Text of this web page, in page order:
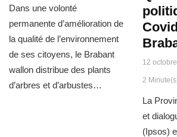
Dans une volonté
permanente d’amélioration de
la qualité de l’environnement
de ses citoyens, le Brabant
wallon distribue des plants
d’arbres et d’arbustes…
12
2
La
et
(Ipsos)